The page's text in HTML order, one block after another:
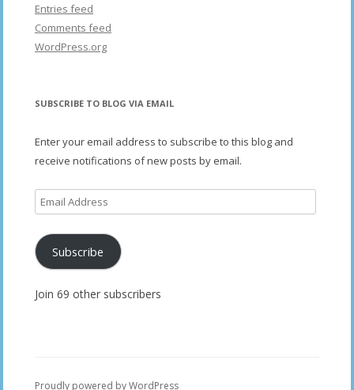
Entries feed
Comments feed
WordPress.org
SUBSCRIBE TO BLOG VIA EMAIL
Enter your email address to subscribe to this blog and
receive notifications of new posts by email.
Email
Address
Subscribe
Join 69 other subscribers
Proudly powered by WordPress